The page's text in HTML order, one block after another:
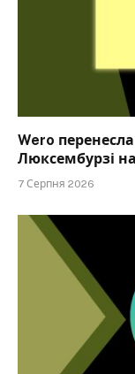
Wero
Люксембурзі
7 Серпня 2026